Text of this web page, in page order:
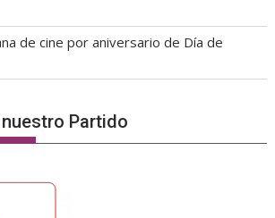
de cine por aniversario de Día de
Partido